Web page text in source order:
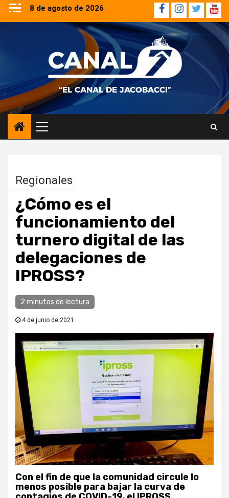
Saltar
contenido
8 de agosto de 2026 Facebook
Instagram
Twitter
Menú
principal
Regionales
¿Cómo es el
funcionamiento del
turnero digital de las
delegaciones de
IPROSS?
2 minutos de lectura
4 de junio de 2021
Con el fin de que la comunidad circule lo
menos posible para bajar la curva de